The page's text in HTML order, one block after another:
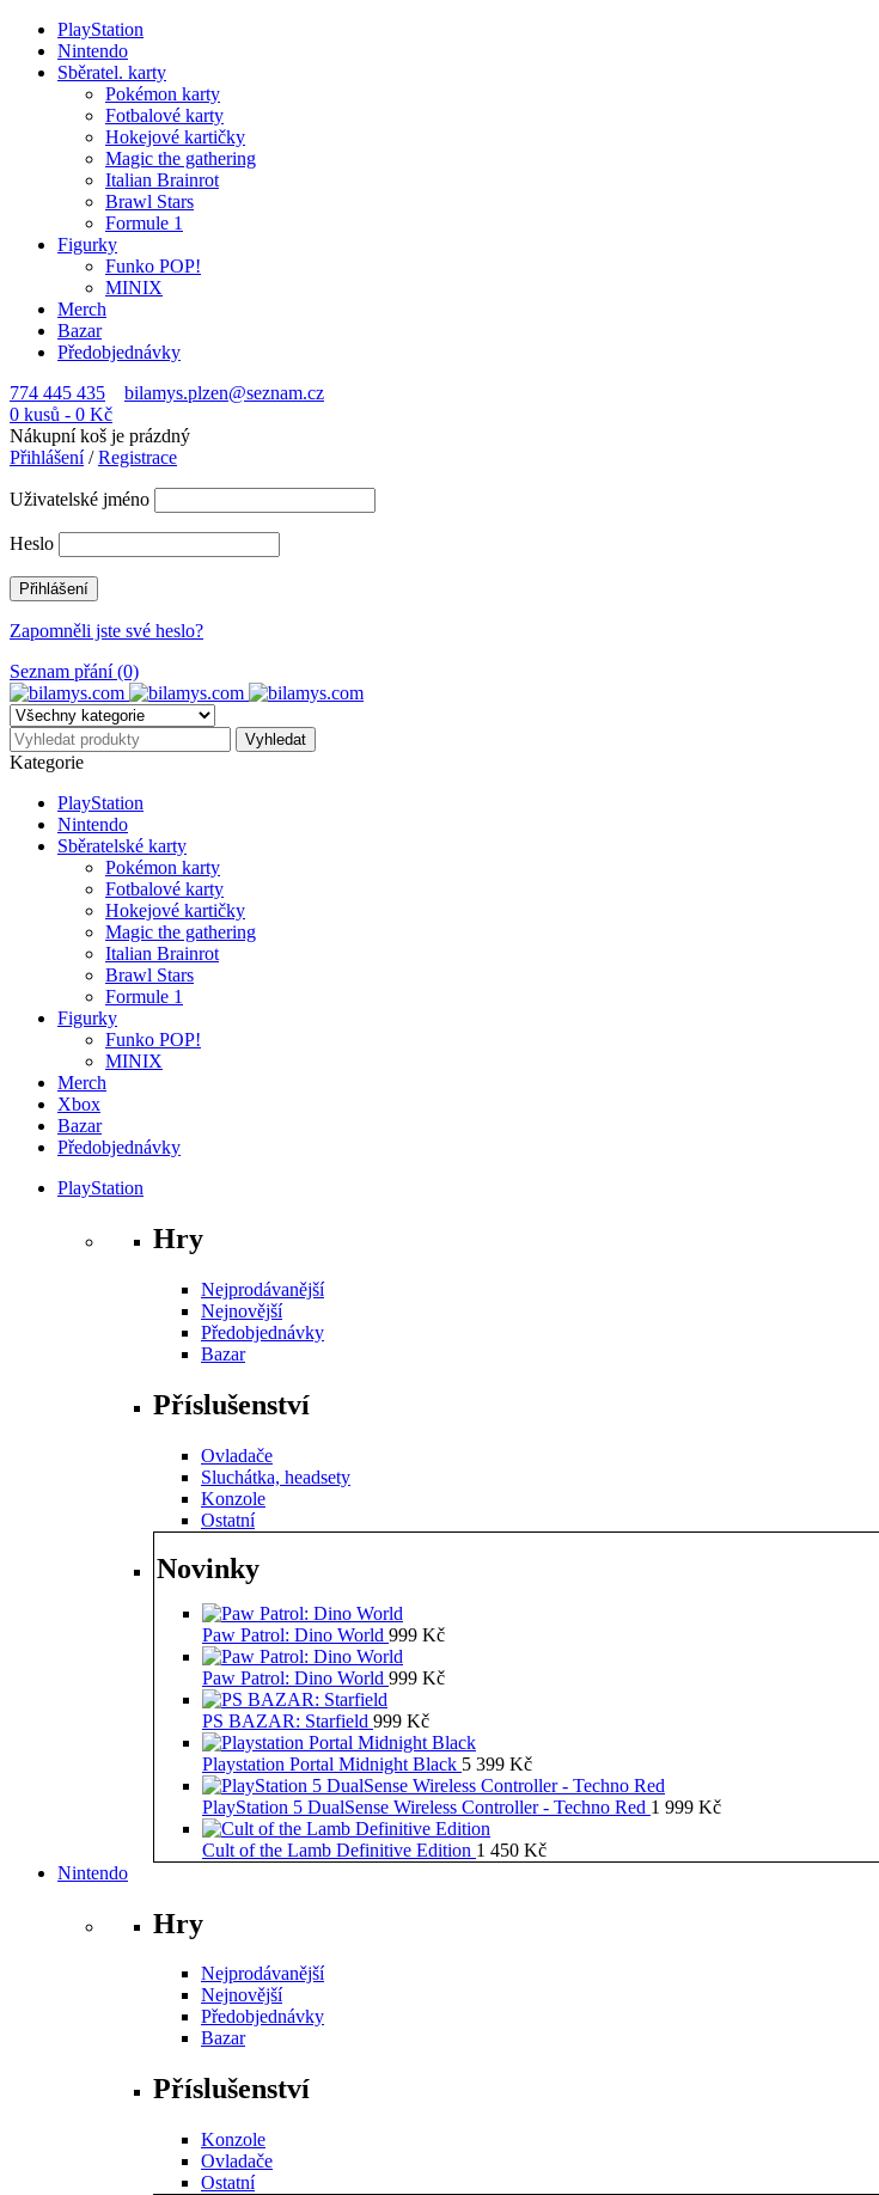
PlayStation
Nintendo
Sběratel. karty
Pokémon karty
Fotbalové karty
Hokejové kartičky
Magic the gathering
Italian Brainrot
Brawl Stars
Formule 1
Figurky
Funko POP!
MINIX
Merch
Bazar
Předobjednávky
774 445 435
bilamys.plzen@seznam.cz
0 kusů - 0 Kč
Nákupní koš je prázdný
Přihlášení/Registrace
Uživatelské jméno
Heslo
Zapomněli jste své heslo?
Seznam přání (0)
Kategorie
PlayStation
Nintendo
Sběratelské karty
Pokémon karty
Fotbalové karty
Hokejové kartičky
Magic the gathering
Italian Brainrot
Brawl Stars
Formule 1
Figurky
Funko POP!
MINIX
Merch
Xbox
Bazar
Předobjednávky
PlayStation
Hry
Nejprodávanější
Nejnovější
Předobjednávky
Bazar
Příslušenství
Ovladače
Sluchátka, headsety
Konzole
Ostatní
Novinky
Paw Patrol: Dino World 999 Kč
Paw Patrol: Dino World 999 Kč
PS BAZAR: Starfield 999 Kč
Playstation Portal Midnight Black 5 399 Kč
PlayStation 5 DualSense Wireless Controller - Techno Red 1 999 Kč
Cult of the Lamb Definitive Edition 1 450 Kč
Nintendo
Hry
Nejprodávanější
Nejnovější
Předobjednávky
Bazar
Příslušenství
Konzole
Ovladače
Ostatní